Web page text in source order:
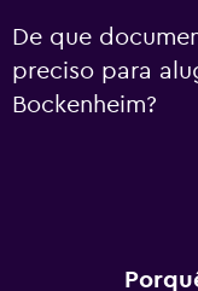
De que
preciso para
Bockenheim?